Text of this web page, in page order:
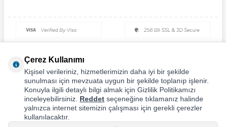
Çerez Kullanımı
Kişisel verileriniz, hizmetlerimizin daha iyi bir şekilde
sunulması için mevzuata uygun bir şekilde toplanıp işlenir.
Konuyla ilgili detaylı bilgi almak için Gizlilik Politikamızı
inceleyebilirsiniz. Reddet seçeneğine tıklamanız halinde
yalnızca internet sitemizin çalışması için gerekli çerezler
kullanılacaktır.